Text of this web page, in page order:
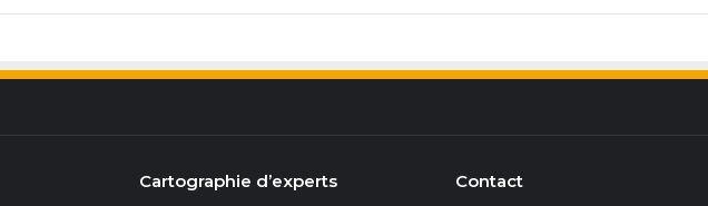
Cartographie d’experts Contact